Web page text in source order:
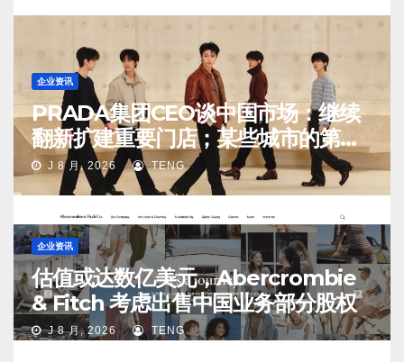
企业资讯
PRADA集团CEO谈中国市场：继续
翻新扩建重要门店；某些城市的第
二、第三店不再有价值
J 8 月, 2026 TENG
企业资讯
估值或达数亿美元，Abercrombie
& Fitch 考虑出售中国业务部分股权
J 8 月, 2026 TENG